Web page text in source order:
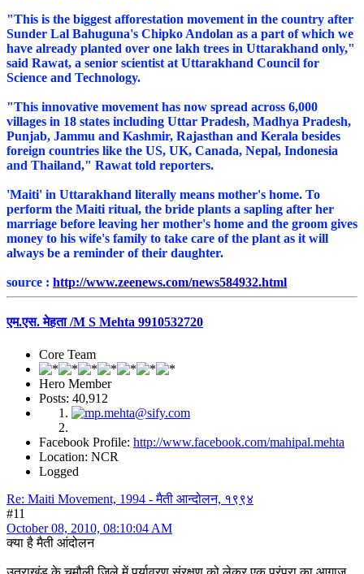
"This is the biggest afforestation movement in the country after
Sunder Lal Bahuguna's Chipko Andolan as a part of which we
have already planted over one lakh trees in Uttarakhand only,"
said Rawat, a senior scientist at Uttarakhand Council for
Science and Technology.
"This innovative movement has now spread across 6,000
villages in 18 states including Uttar Pradesh, Madhya Pradesh,
Punjab, Jammu and Kashmir, Rajasthan and Kerala besides
foreign countries like the US, UK, Canada, Nepal, Indonesia
and Thailand," Rawat told reporters.
'Maiti' in Uttarakhand literally means mother's home. To
perform the Maiti ritual, the bride plants a sapling after her
marriage before leaving her mother's home and the groom gives
money to his wife's family to take care of the plant as it will
always be a reminder of their daughter.
source : http://www.zeenews.com/news584932.html
एम.एस. मेहता /M S Mehta 9910532720
Core Team
Hero Member
Posts: 40,912
Facebook Profile: http://www.facebook.com/mahipal.mehta
Location: NCR
Logged
Re: Maiti Movement, 1994 - मैती आन्दोलन, १९९४
#11
October 08, 2010, 08:10:04 AM
क्या है मैती आंदोलन